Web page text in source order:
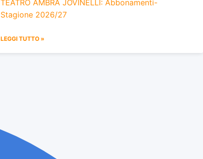
TEATRO AMBRA JOVINELLI: Abbonamenti-
Stagione 2026/27
LEGGI TUTTO »